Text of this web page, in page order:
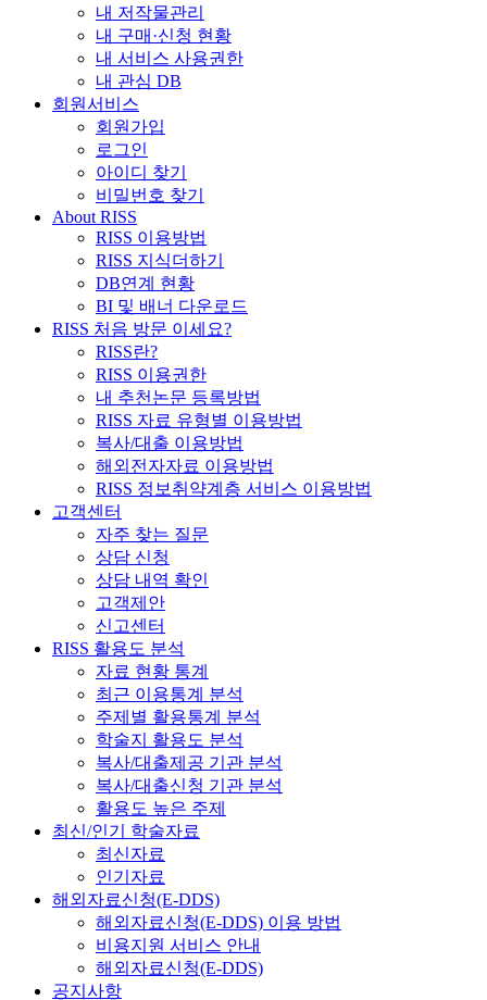
내 저작물관리
내 구매·신청 현황
내 서비스 사용권한
내 관심 DB
회원서비스
회원가입
로그인
아이디 찾기
비밀번호 찾기
About RISS
RISS 이용방법
RISS 지식더하기
DB연계 현황
BI 및 배너 다운로드
RISS 처음 방문 이세요?
RISS란?
RISS 이용권한
내 추천논문 등록방법
RISS 자료 유형별 이용방법
복사/대출 이용방법
해외전자자료 이용방법
RISS 정보취약계층 서비스 이용방법
고객센터
자주 찾는 질문
상담 신청
상담 내역 확인
고객제안
신고센터
RISS 활용도 분석
자료 현황 통계
최근 이용통계 분석
주제별 활용통계 분석
학술지 활용도 분석
복사/대출제공 기관 분석
복사/대출신청 기관 분석
활용도 높은 주제
최신/인기 학술자료
최신자료
인기자료
해외자료신청(E-DDS)
해외자료신청(E-DDS) 이용 방법
비용지원 서비스 안내
해외자료신청(E-DDS)
공지사항